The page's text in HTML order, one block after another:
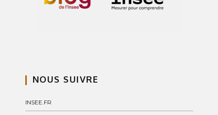
NOUS SUIVRE
INSEE.FR